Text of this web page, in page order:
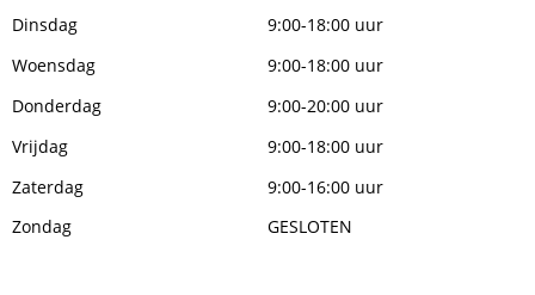
Dinsdag
9:00-18:00 uur
Woensdag
9:00-18:00 uur
Donderdag
9:00-20:00 uur
Vrijdag
9:00-18:00 uur
Zaterdag
9:00-16:00 uur
Zondag
GESLOTEN